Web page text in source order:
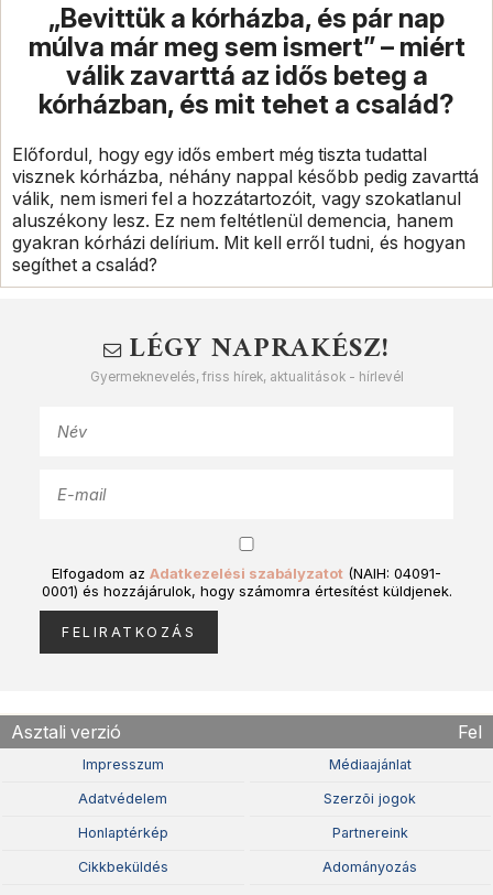
„Bevittük a kórházba, és pár nap
múlva már meg sem ismert” – miért
válik zavarttá az idős beteg a
kórházban, és mit tehet a család?
Előfordul, hogy egy idős embert még tiszta tudattal
visznek kórházba, néhány nappal később pedig zavarttá
válik, nem ismeri fel a hozzátartozóit, vagy szokatlanul
aluszékony lesz. Ez nem feltétlenül demencia, hanem
gyakran kórházi delírium. Mit kell erről tudni, és hogyan
segíthet a család?
LÉGY NAPRAKÉSZ!
Gyermeknevelés, friss hírek, aktualitások - hírlevél
Elfogadom az Adatkezelési szabályzatot (NAIH: 04091-
0001) és hozzájárulok, hogy számomra értesítést küldjenek.
Asztali verzió Fel
Impresszum Médiaajánlat
Adatvédelem Szerzõi jogok
Honlaptérkép Partnereink
Cikkbeküldés Adományozás